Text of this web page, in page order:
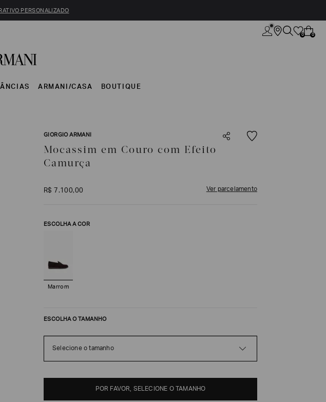
PERSONALIZADO
0 0
ARMANI/CASA BOUTIQUE
GIORGIO ARMANI
Mocassim em Couro com Efeito
Camurça
R$ 7 .100,00 Ver parcelamento
ESCOLHA A COR
Marrom
ESCOLHA O TAMANHO
Selecione o tamanho
POR FAVOR, SELECIONE O TAMANHO